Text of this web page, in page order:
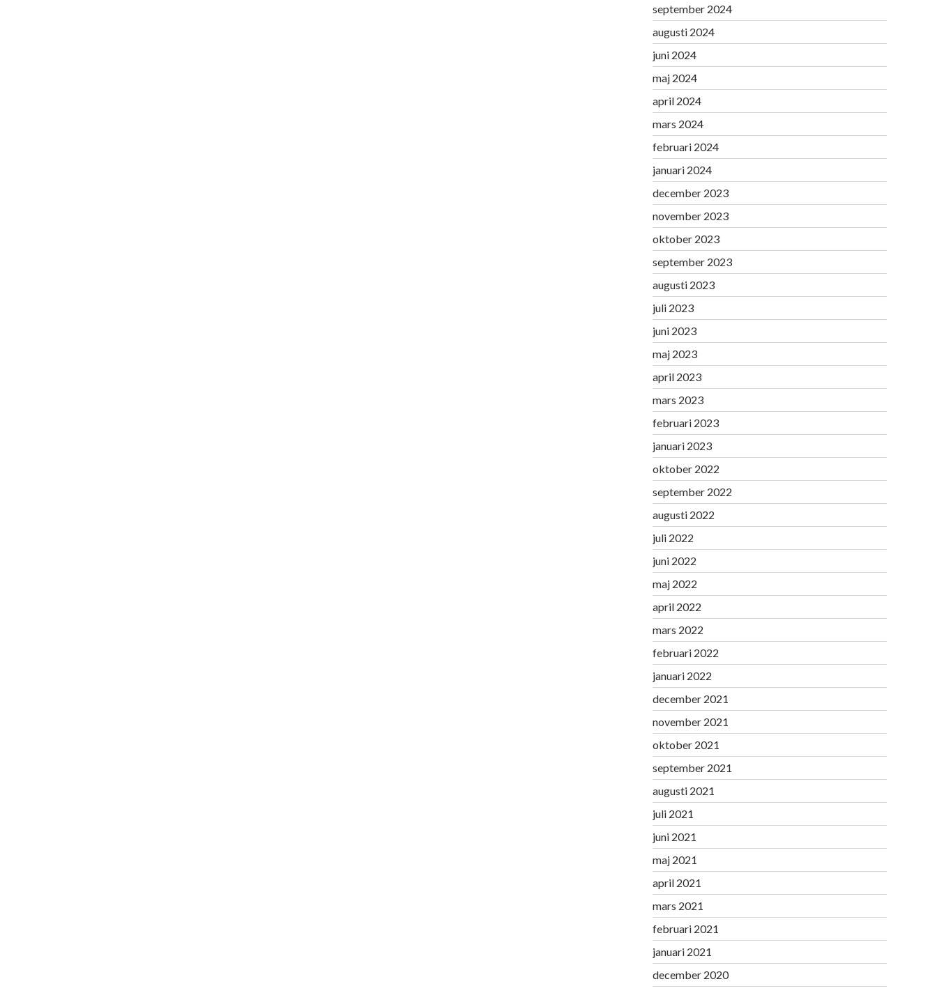
september 2024
augusti 2024
juni 2024
maj 2024
april 2024
mars 2024
februari 2024
januari 2024
december 2023
november 2023
oktober 2023
september 2023
augusti 2023
juli 2023
juni 2023
maj 2023
april 2023
mars 2023
februari 2023
januari 2023
oktober 2022
september 2022
augusti 2022
juli 2022
juni 2022
maj 2022
april 2022
mars 2022
februari 2022
januari 2022
december 2021
november 2021
oktober 2021
september 2021
augusti 2021
juli 2021
juni 2021
maj 2021
april 2021
mars 2021
februari 2021
januari 2021
december 2020